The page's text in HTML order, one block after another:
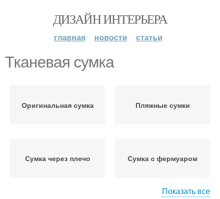
ДИЗАЙН ИНТЕРЬЕРА
главная новости статьи
Тканевая сумка
Оригинальная сумка Пляжные сумки
Сумка через плечо Сумка с фермуаром
Показать все